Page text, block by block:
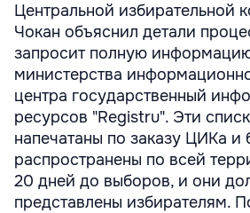
Центральной избирательной
Чокан объяснил детали
запросит полную
министерства
центра государственный
ресурсов "Registru". Эти
напечатаны по заказу ЦИКа и
распространены по всей
20 дней до выборов, и они
представлены избирателям.